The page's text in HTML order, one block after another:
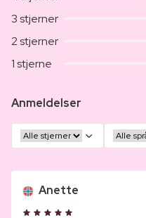
3 stjerner
2 stjerner
1 stjerne
Anmeldelser
Anette